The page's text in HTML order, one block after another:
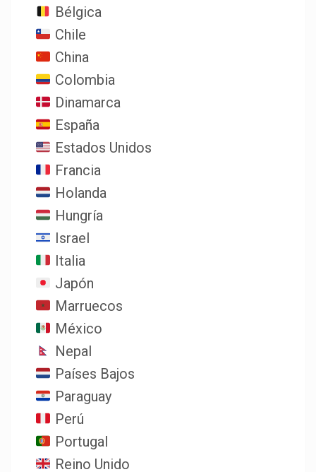
Bélgica
Chile
China
Colombia
Dinamarca
España
Estados Unidos
Francia
Holanda
Hungría
Israel
Italia
Japón
Marruecos
México
Nepal
Países Bajos
Paraguay
Perú
Portugal
Reino Unido